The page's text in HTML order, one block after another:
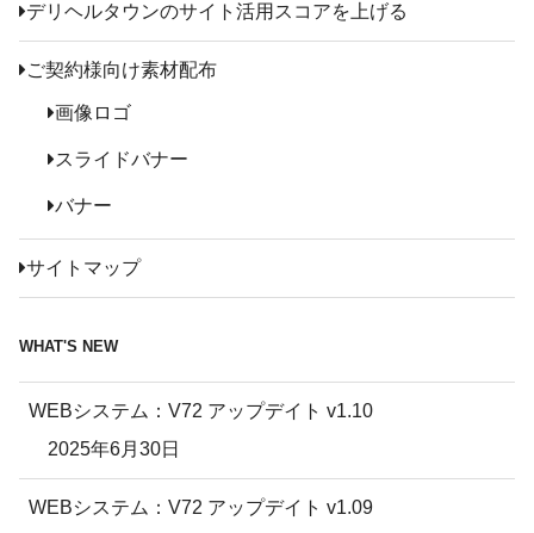
デリヘルタウンのサイト活用スコアを上げる
ご契約様向け素材配布
画像ロゴ
スライドバナー
バナー
サイトマップ
WHAT'S NEW
WEBシステム：V72 アップデイト v1.10
2025年6月30日
WEBシステム：V72 アップデイト v1.09